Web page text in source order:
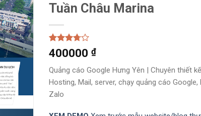
Tuần Châu Marina
Rated
4.50out
of 5
based on
20
customer
ratings
400000 ₫
Quảng cáo Google Hưng Yên | Chuyên thiết
Hosting, Mail, server, chạy quảng cáo Google,
Zalo